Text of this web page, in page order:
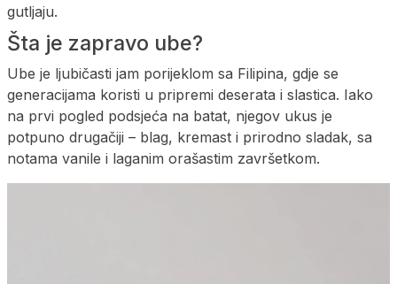
gutljaju.
Šta je zapravo ube?
Ube je ljubičasti jam porijeklom sa Filipina, gdje se
generacijama koristi u pripremi deserata i slastica. Iako
na prvi pogled podsjeća na batat, njegov ukus je
potpuno drugačiji – blag, kremast i prirodno sladak, sa
notama vanile i laganim orašastim završetkom.